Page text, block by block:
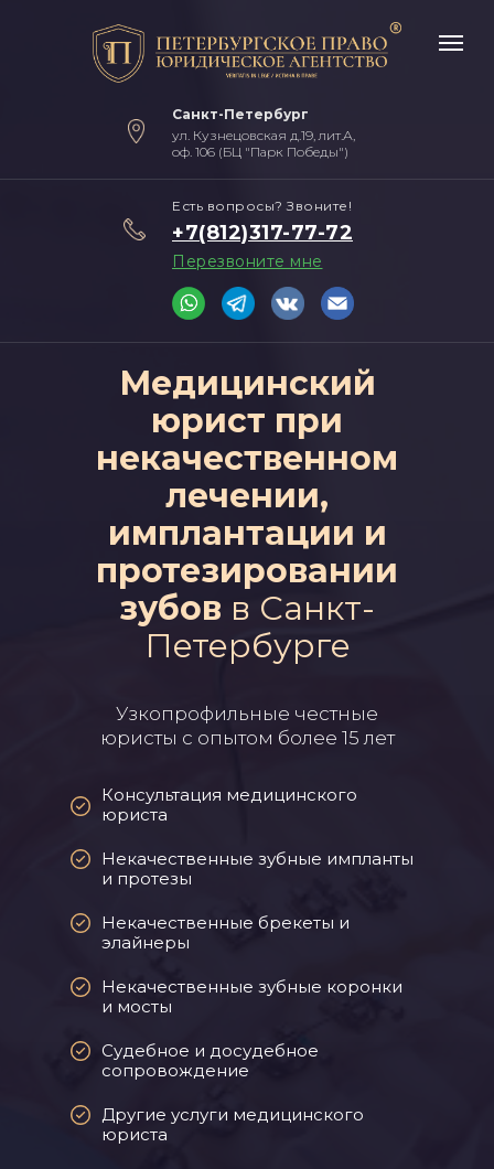
Медицинский
юрист при
некачественном
лечении,
имплантации и
протезировании
зубов в Санкт-
Петербурге
Консультация медицинского
юриста
Узкопрофильные честные
юристы с опытом более 15 лет
Некачественные зубные импланты
и протезы
Некачественные зубные коронки
и мосты
Некачественные брекеты и
элайнеры
Другие услуги медицинского
юриста
Судебное и досудебное
сопровождение
Санкт-Петербург
+7(812)317-77-72
Перезвоните мне
Есть вопросы? Звоните!
ул. Кузнецовская д.19, лит.А,
оф. 106 (БЦ "Парк Победы")